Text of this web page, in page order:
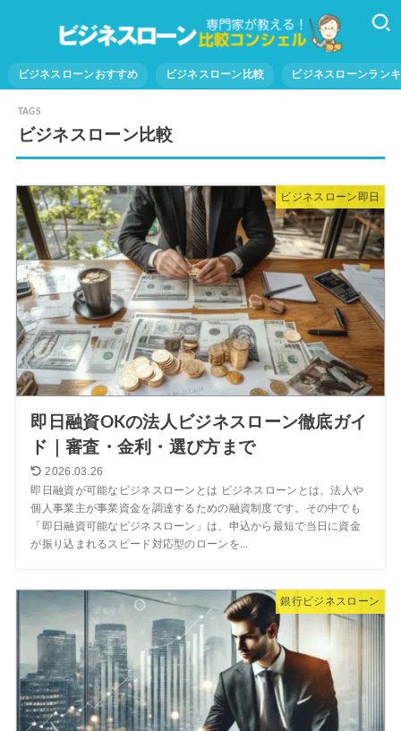
ビジネスローンおすすめ ビジネスローン比較 ビジネスローンラン
ビジネスローン比較
ビジネスローン即日
即日融資OKの法人ビジネスローン徹底ガイ
ド｜審査・金利・選び方まで
2026.03.26
即日融資が可能なビジネスローンとは ビジネスローンとは、法人や
個人事業主が事業資金を調達するための融資制度です。その中でも
「即日融資可能なビジネスローン」は、申込から最短で当日に資金
が振り込まれるスピード対応型のローンを...
銀行ビジネスローン